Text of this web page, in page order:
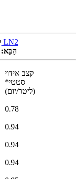
סדרת לחץ עצמי לאחסון ואספקה ​​של LN2
הַבָּא:
קצב אידוי
סטטי*
(ליטר/יום)
0.78
0.94
0.94
0.94